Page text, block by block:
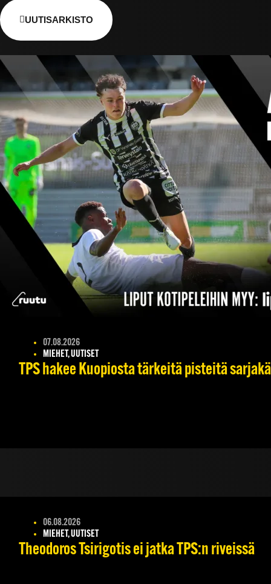
UUTISARKISTO
07.08.2026
MIEHET, UUTISET
TPS hakee Kuopiosta tärkeitä pisteitä
06.08.2026
MIEHET, UUTISET
Theodoros Tsirigotis ei jatka TPS:n riveissä